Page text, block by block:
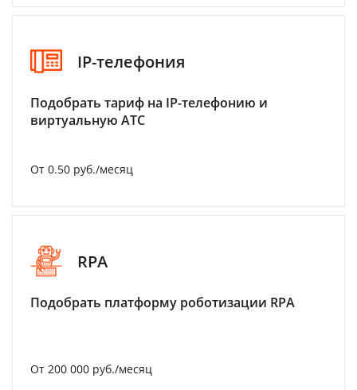
IP-телефония
Подобрать тариф на IP-телефонию и
виртуальную АТС
От 0.50 руб./месяц
RPA
Подобрать платформу роботизации RPA
От 200 000 руб./месяц